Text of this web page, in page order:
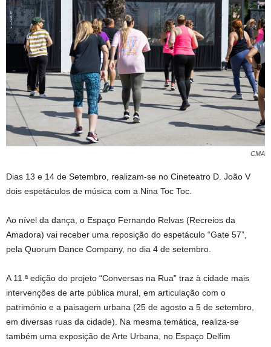
CMA
Dias 13 e 14 de Setembro, realizam-se no Cineteatro D. João V
dois espetáculos de música com a Nina Toc Toc.
Ao nível da dança, o Espaço Fernando Relvas (Recreios da
Amadora) vai receber uma reposição do espetáculo “Gate 57”,
pela Quorum Dance Company, no dia 4 de setembro.
A 11.ª edição do projeto “Conversas na Rua” traz à cidade mais
intervenções de arte pública mural, em articulação com o
património e a paisagem urbana (25 de agosto a 5 de setembro,
em diversas ruas da cidade). Na mesma temática, realiza-se
também uma exposição de Arte Urbana, no Espaço Delfim